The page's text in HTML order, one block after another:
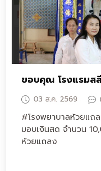
ขอบคุณ โรงแรมส
03 ส.ค. 2569
#โรงพยาบาลห้วยแถ
มอบเงินสด จำนวน
ห้วยแถลง